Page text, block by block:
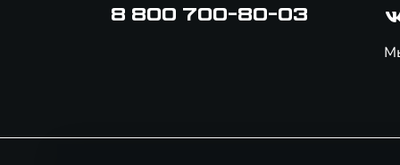
8 800 700-80-03